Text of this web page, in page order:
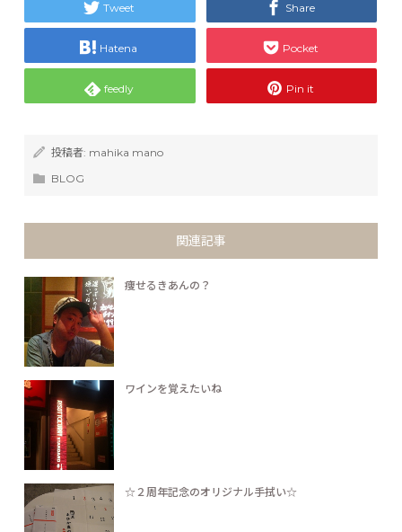
Tweet Share
Hatena Pocket
feedly Pin it
投稿者: mahika mano
BLOG
関連記事
痩せるきあんの？
ワインを覚えたいね
☆２周年記念のオリジナル手拭い☆